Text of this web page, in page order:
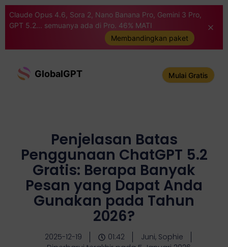
Claude Opus 4.6, Sora 2, Nano Banana Pro, Gemini 3 Pro,
GPT 5.2... semuanya ada di Pro. 46% MATI
Membandingkan paket
GlobalGPT Mulai Gratis
Penjelasan Batas
Penggunaan ChatGPT 5.2
Gratis: Berapa Banyak
Pesan yang Dapat Anda
Gunakan pada Tahun
2026?
2025-12-19 01:42
Juni, Sophie